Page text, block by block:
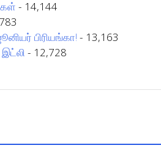
- 14,144
பிரியங்கா! - 13,163
- 12,728